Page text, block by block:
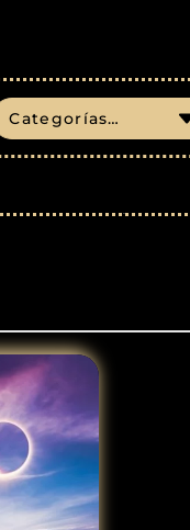
Categorías…